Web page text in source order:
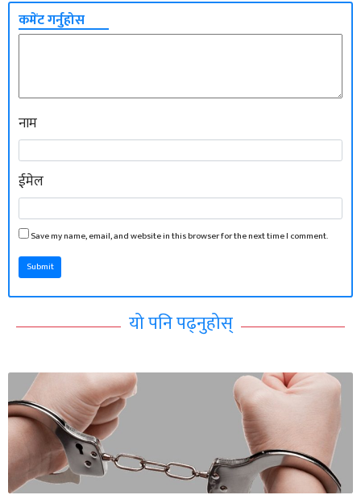
कमेंट गर्नुहोस
नाम
ईमेल
Save my name, email, and website in this browser for the next time I comment.
Submit
यो पनि पढ्नुहोस्